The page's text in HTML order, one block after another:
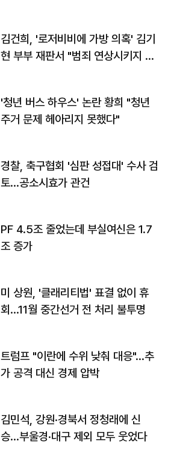
김건희, '로저비비에 가방 의혹' 김기
현 부부 재판서 "범죄 연상시키지 말
'청년 버스 하우스' 논란 황희 "청년
주거 문제 헤아리지 못했다"
경찰, 축구협회 '심판 성접대' 수사 검
토…공소시효가 관건
PF 4.5조 줄었는데 부실여신은 1.7
조 증가
미 상원, '클래리티법' 표결 없이 휴
회…11월 중간선거 전 처리 불투명
트럼프 "이란에 수위 낮춰 대응"…추
가 공격 대신 경제 압박
김민석, 강원·경북서 정청래에 신
승…부울경·대구 제외 모두 웃었다